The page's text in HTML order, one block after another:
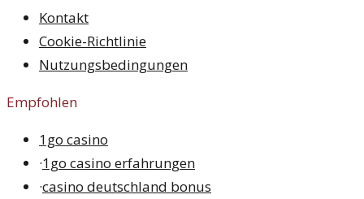
Kontakt
Cookie-Richtlinie
Nutzungsbedingungen
Empfohlen
1go casino
·1go casino erfahrungen
·casino deutschland bonus